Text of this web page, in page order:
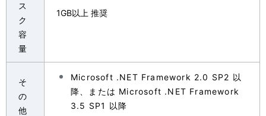
ス
ク
容
量
1GB以上 推奨
そ
の
他
Microsoft .NET Framework 2.0 SP2 以
降、または Microsoft .NET Framework
3.5 SP1 以降